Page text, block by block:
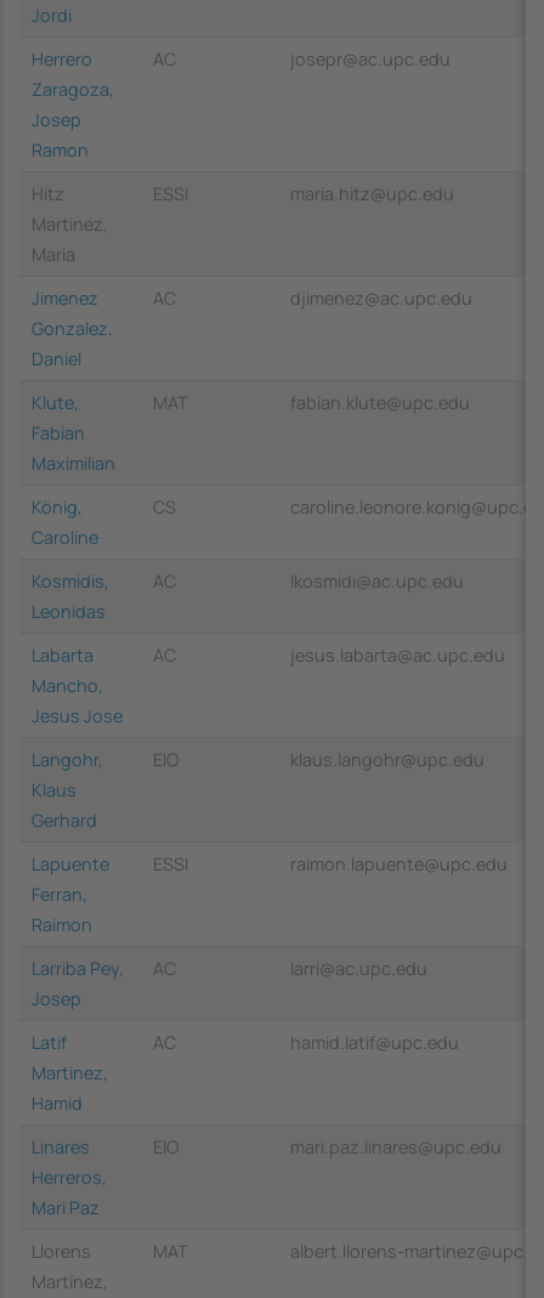
Jordi
Herrero
Zaragoza,
Josep
Ramon
AC josepr@ac.upc.edu
Hitz
Martinez,
Maria
ESSI maria.hitz@upc.edu
Jimenez
Gonzalez,
Daniel
AC djimenez@ac.upc.edu
Klute,
Fabian
Maximilian
MAT fabian.klute@upc.edu
König,
Caroline
CS
Kosmidis,
Leonidas
AC lkosmidi@ac.upc.edu
Labarta
Mancho,
Jesus Jose
AC jesus.labarta@ac.upc.edu
Langohr,
Klaus
Gerhard
EIO klaus.langohr@upc.edu
Lapuente
Ferran,
Raimon
ESSI raimon.lapuente@upc.edu
Larriba Pey,
Josep
AC larri@ac.upc.edu
Latif
Martinez,
Hamid
AC hamid.latif@upc.edu
Linares
Herreros,
Mari Paz
EIO mari.paz.linares@upc.edu
Llorens
Martínez,
MAT albert.llorens-